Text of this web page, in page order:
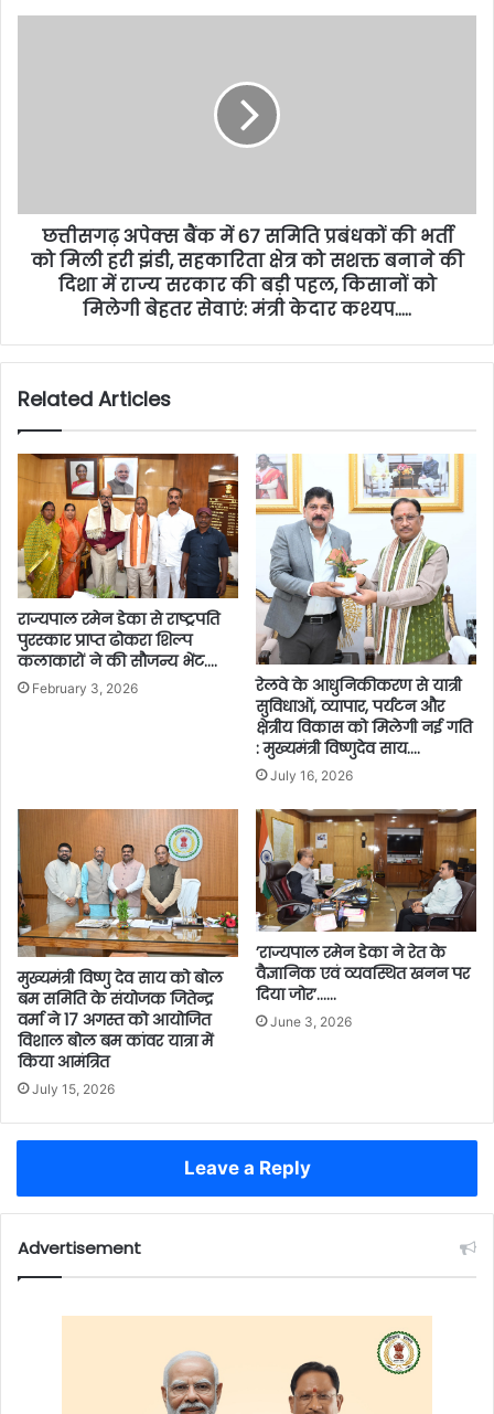
छत्तीसगढ़ अपेक्स बैंक में 67 समिति प्रबंधकों की भर्ती
को मिली हरी झंडी, सहकारिता क्षेत्र को सशक्त बनाने की
दिशा में राज्य सरकार की बड़ी पहल, किसानों को
मिलेगी बेहतर सेवाएं: मंत्री केदार कश्यप…..
Related Articles
राज्यपाल रमेन डेका से राष्ट्रपति
पुरस्कार प्राप्त ढोकरा शिल्प
कलाकारों ने की सौजन्य भेंट….
February 3, 2026
रेलवे के आधुनिकीकरण से यात्री
सुविधाओं, व्यापार, पर्यटन और
क्षेत्रीय विकास को मिलेगी नई गति
: मुख्यमंत्री विष्णुदेव साय….
July 16, 2026
मुख्यमंत्री विष्णु देव साय को बोल
बम समिति के संयोजक जितेन्द्र
वर्मा ने 17 अगस्त को आयोजित
विशाल बोल बम कांवर यात्रा में
किया आमंत्रित
July 15, 2026
’राज्यपाल रमेन डेका ने रेत के
वैज्ञानिक एवं व्यवस्थित खनन पर
दिया जोर’……
June 3, 2026
Leave a Reply
Advertisement